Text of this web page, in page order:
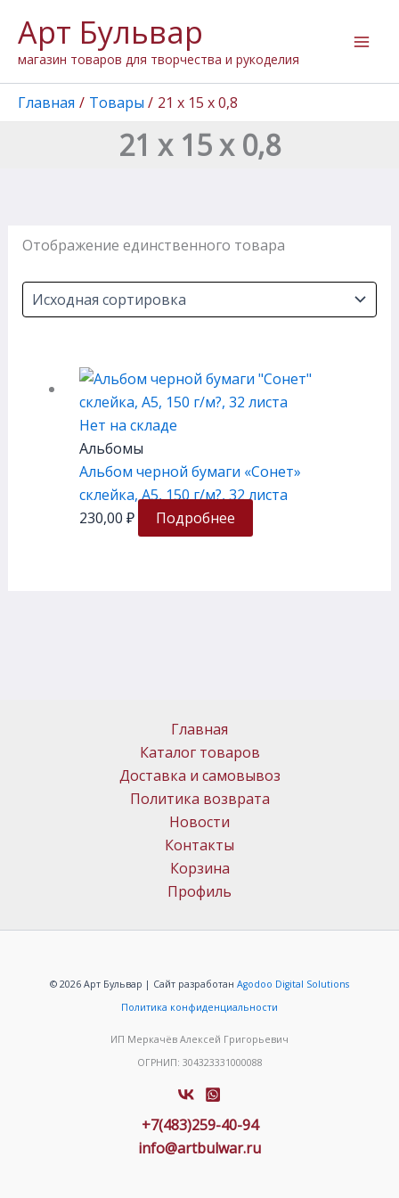
содержимому
Арт Бульвар
магазин товаров для творчества и рукоделия
Главная Товары 21 х 15 х 0,8
21 х 15 х 0,8
Отображение единственного товара
Нет на складе
Альбомы
Альбом черной бумаги «Сонет»
склейка, А5, 150 г/м?, 32 листа
230,00 ₽ Подробнее
Главная
Каталог товаров
Доставка и самовывоз
Политика возврата
Новости
Контакты
Корзина
Профиль
© 2026 Арт Бульвар | Сайт разработан Agodoo Digital Solutions
Политика конфиденциальности
ИП Меркачёв Алексей Григорьевич
ОГРНИП: 304323331000088
+7(483)259-40-94
info@artbulwar.ru